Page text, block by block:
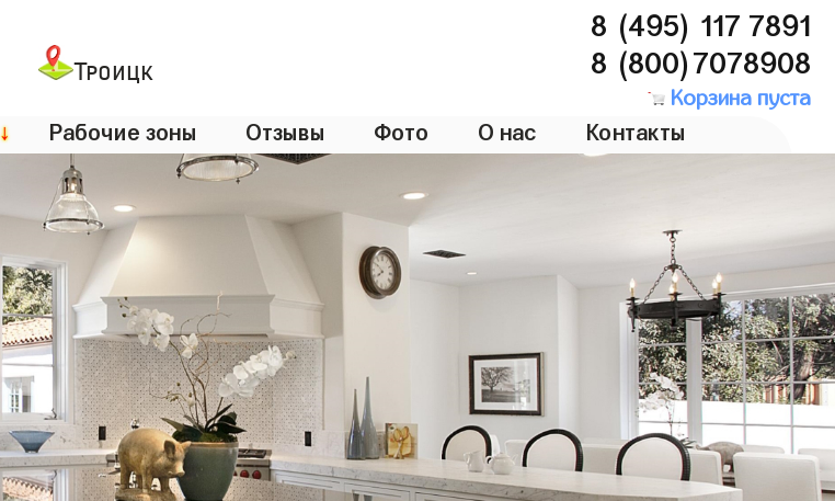
Троицк
8 (495) 117 7891
8 (800)7078908
Корзина пуста
↓ Рабочие зоны Отзывы Фото О нас Контакты